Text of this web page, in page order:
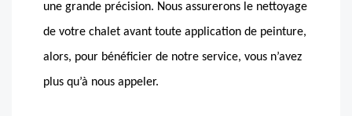
une grande précision. Nous assurerons le nettoyage
de votre chalet avant toute application de peinture,
alors, pour bénéficier de notre service, vous n’avez
plus qu’à nous appeler.